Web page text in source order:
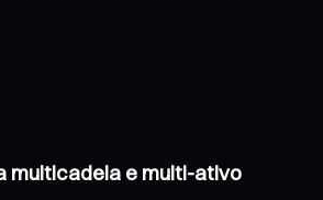
multicadeia e multi-ativo